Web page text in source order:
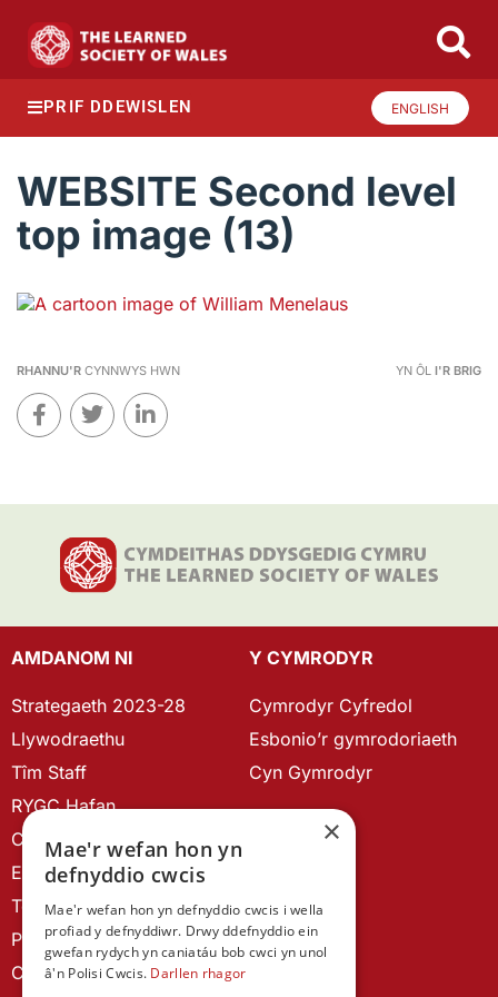
PRIF DDEWISLEN ENGLISH
WEBSITE Second level
top image (13)
RHANNU'R CYNNWYS HWN YN ÔL I'R BRIG
AMDANOM NI
Strategaeth 2023-28
Llywodraethu
Tîm Staff
RYGC Hafan
Canllawiau brandio
Ein Hanes
Telerau ac Amodau
Polisi Preifatrwydd
Cysylltu â ni
Y CYMRODYR
Cymrodyr Cyfredol
Esbonio’r gymrodoriaeth
Cyn Gymrodyr
×
Mae'r wefan hon yn
defnyddio cwcis
Mae'r wefan hon yn defnyddio cwcis i wella
profiad y defnyddiwr. Drwy ddefnyddio ein
gwefan rydych yn caniatáu bob cwci yn unol
â'n Polisi Cwcis. Darllen rhagor